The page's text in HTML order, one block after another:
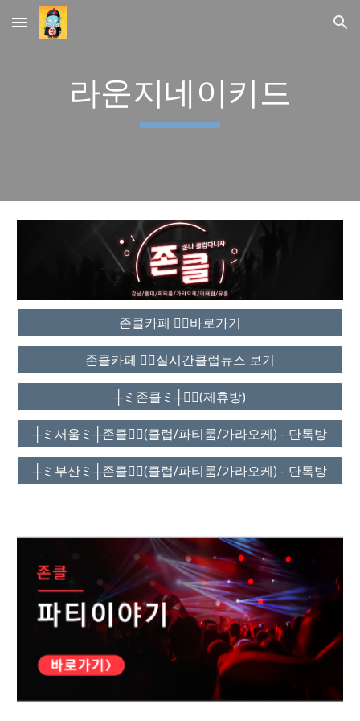
Skip to main content Skip to navigation
라운지네이키드
존클카페 ❤️‍🔥바로가기
존클카페 ❤️‍🔥실시간클럽뉴스 보기
┼ミ존클ミ┼❤️‍🔥(제휴방)
┼ミ서울ミ┼존클❤️‍🔥(클럽/파티룸/가라오케) - 단톡방
┼ミ부산ミ┼존클❤️‍🔥(클럽/파티룸/가라오케) - 단톡방